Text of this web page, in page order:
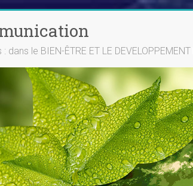
le BIEN-ÊTRE ET LE DEVELOPPEMENT